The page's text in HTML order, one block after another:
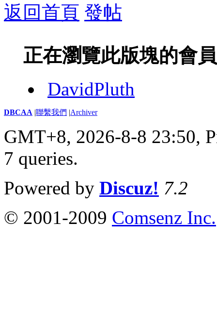
返回首頁 發帖
正在瀏覽此版塊的會員
DavidPluth
DBCAA |聯繫我們 |Archiver
GMT+8, 2026-8-8 23:50,
7 queries.
Powered by Discuz! 7.2
© 2001-2009 Comsenz Inc.